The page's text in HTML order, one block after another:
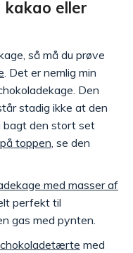
kakao eller
så må du prøve
. Det er nemlig min
Den
stadig ikke at den
bagt den stort set
toppen , se den
med masser af
perfekt til
gas med pynten.
chokoladetærte med